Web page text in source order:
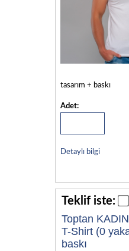
tasarım + baskı
Adet:
Detaylı bilgi
Teklif iste:
Toptan
T-Shirt (0
baskı